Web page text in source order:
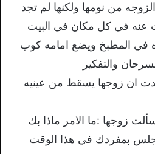
من نومها ولكنها لم تجد
عنه في كل مكان في البيت
في المطبخ ويضع امامه كوب
والتفكير
ان زوجها يسقط من عينيه
زوجها :ما الامر ماذا بك
تجلس بمفردك في هذا الوقت